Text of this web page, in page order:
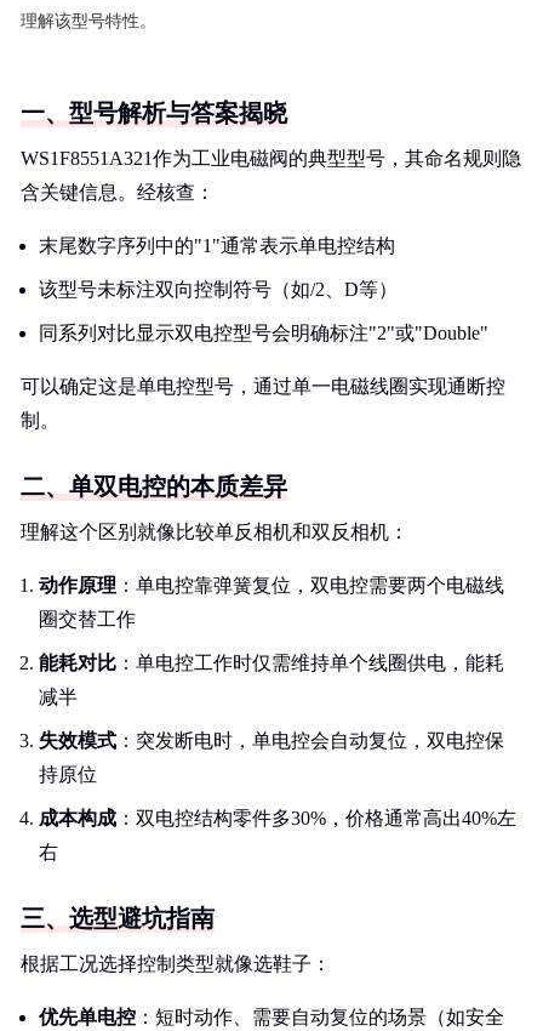
理解该型号特性。
一、型号解析与答案揭晓
WS1F8551A321作为工业电磁阀的典型型号，其命名规则隐
含关键信息。经核查：
末尾数字序列中的"1"通常表示单电控结构
该型号未标注双向控制符号（如/2、D等）
同系列对比显示双电控型号会明确标注"2"或"Double"
可以确定这是单电控型号，通过单一电磁线圈实现通断控
制。
二、单双电控的本质差异
理解这个区别就像比较单反相机和双反相机：
动作原理 ：单电控靠弹簧复位，双电控需要两个电磁线
圈交替工作
能耗对比 ：单电控工作时仅需维持单个线圈供电，能耗
减半
失效模式 ：突发断电时，单电控会自动复位，双电控保
持原位
成本构成 ：双电控结构零件多30%，价格通常高出40%左
右
三、选型避坑指南
根据工况选择控制类型就像选鞋子：
优先单电控 ：短时动作、需要自动复位的场景（如安全